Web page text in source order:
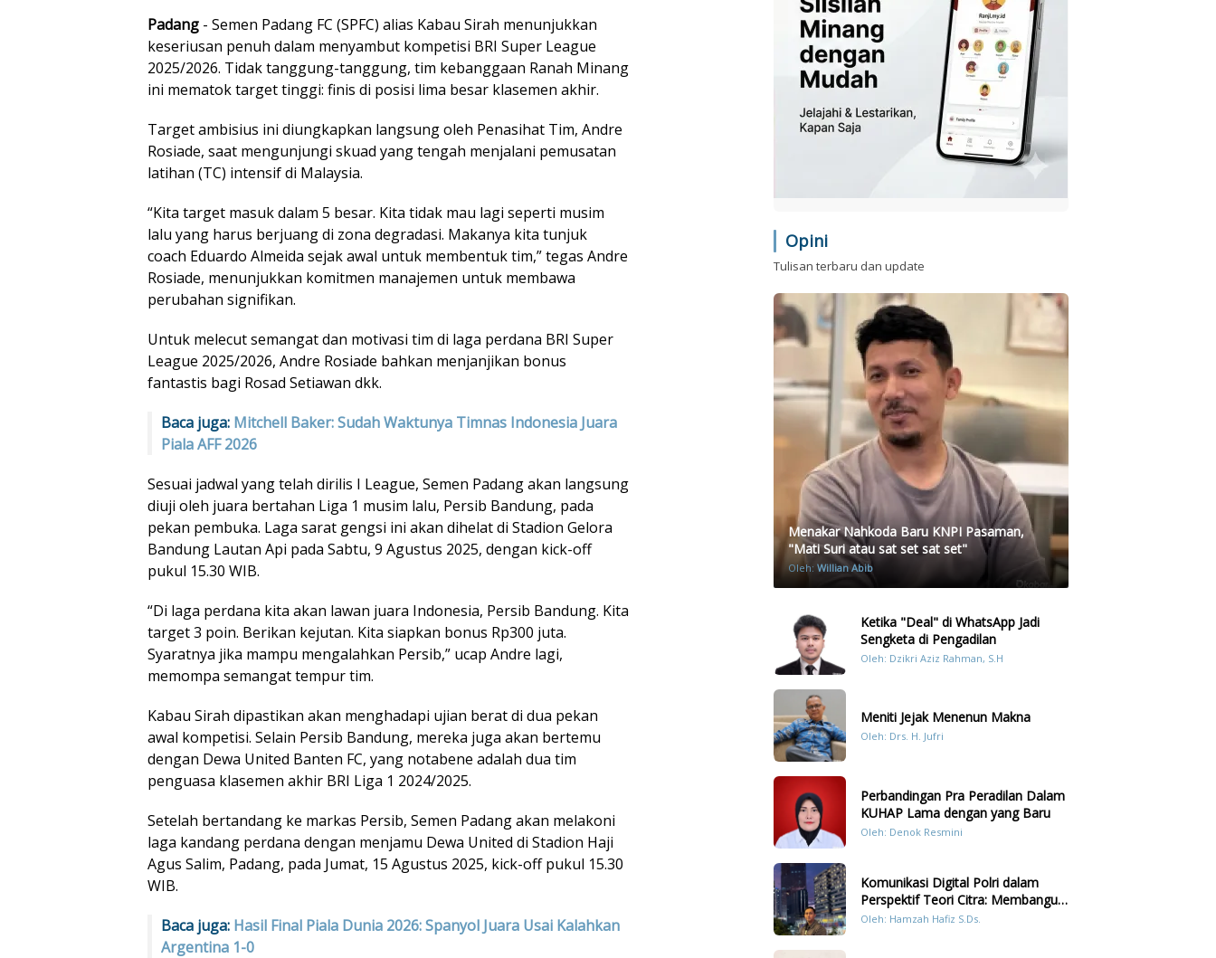
Padang - Semen Padang FC (SPFC) alias Kabau Sirah menunjukkan
keseriusan penuh dalam menyambut kompetisi BRI Super League
2025/2026. Tidak tanggung-tanggung, tim kebanggaan Ranah Minang
ini mematok target tinggi: finis di posisi lima besar klasemen akhir.
Target ambisius ini diungkapkan langsung oleh Penasihat Tim, Andre
Rosiade, saat mengunjungi skuad yang tengah menjalani pemusatan
latihan (TC) intensif di Malaysia.
“Kita target masuk dalam 5 besar. Kita tidak mau lagi seperti musim
lalu yang harus berjuang di zona degradasi. Makanya kita tunjuk
coach Eduardo Almeida sejak awal untuk membentuk tim,” tegas Andre
Rosiade, menunjukkan komitmen manajemen untuk membawa
perubahan signifikan.
Untuk melecut semangat dan motivasi tim di laga perdana BRI Super
League 2025/2026, Andre Rosiade bahkan menjanjikan bonus
fantastis bagi Rosad Setiawan dkk.
Baca juga: Mitchell Baker: Sudah Waktunya Timnas Indonesia Juara
Piala AFF 2026
Sesuai jadwal yang telah dirilis I League, Semen Padang akan langsung
diuji oleh juara bertahan Liga 1 musim lalu, Persib Bandung, pada
pekan pembuka. Laga sarat gengsi ini akan dihelat di Stadion Gelora
Bandung Lautan Api pada Sabtu, 9 Agustus 2025, dengan kick-off
pukul 15.30 WIB.
“Di laga perdana kita akan lawan juara Indonesia, Persib Bandung. Kita
target 3 poin. Berikan kejutan. Kita siapkan bonus Rp300 juta.
Syaratnya jika mampu mengalahkan Persib,” ucap Andre lagi,
memompa semangat tempur tim.
Kabau Sirah dipastikan akan menghadapi ujian berat di dua pekan
awal kompetisi. Selain Persib Bandung, mereka juga akan bertemu
dengan Dewa United Banten FC, yang notabene adalah dua tim
penguasa klasemen akhir BRI Liga 1 2024/2025.
Setelah bertandang ke markas Persib, Semen Padang akan melakoni
laga kandang perdana dengan menjamu Dewa United di Stadion Haji
Agus Salim, Padang, pada Jumat, 15 Agustus 2025, kick-off pukul 15.30
WIB.
Baca juga: Hasil Final Piala Dunia 2026: Spanyol Juara Usai Kalahkan
Argentina 1-0
Opini
Tulisan terbaru dan update
Menakar Nahkoda Baru KNPI Pasaman,
"Mati Suri atau sat set sat set"
Oleh: Willian Abib
Ketika "Deal" di WhatsApp Jadi
Sengketa di Pengadilan
Oleh: Dzikri Aziz Rahman, S.H
Meniti Jejak Menenun Makna
Oleh: Drs. H. Jufri
Perbandingan Pra Peradilan Dalam
KUHAP Lama dengan yang Baru
Oleh: Denok Resmini
Komunikasi Digital Polri dalam
Perspektif Teori Citra: Membangun
Kepercayaan Publik Melalui Konten
Oleh: Hamzah Hafiz S.Ds.